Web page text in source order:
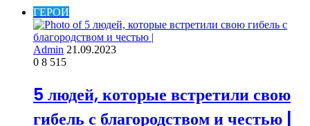
ГЕРОИ
Admin 21.09.2023
0 8 515
5 людей, которые встретили свою
гибель с благородством и честью |